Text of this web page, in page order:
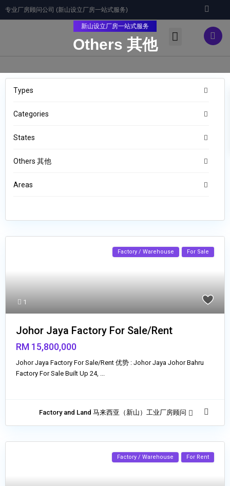
专业厂房顾问公司 (新山设立厂房一站式服务)
新山设立厂房一站式服务
Others 其他
Types
Categories
States
Others 其他
Areas
1
Factory / Warehouse For Sale
Johor Jaya Factory For Sale/Rent
RM 15,800,000
Johor Jaya Factory For Sale/Rent 优势 : Johor Jaya Johor Bahru
Factory For Sale Built Up 24,
Factory and Land 马来西亚（新山）工业厂房顾问
Factory / Warehouse For Rent